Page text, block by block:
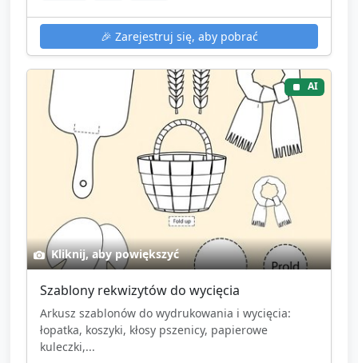
🎉 Zarejestruj się, aby pobrać
AI
Kliknij, aby powiększyć
Szablony rekwizytów do wycięcia
Arkusz szablonów do wydrukowania i wycięcia:
łopatka, koszyki, kłosy pszenicy, papierowe
kuleczki,...